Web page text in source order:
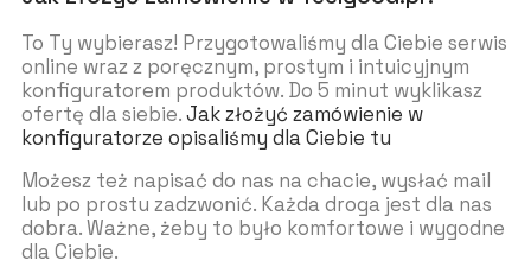
To Ty wybierasz! Przygotowaliśmy dla Ciebie serwis
online wraz z poręcznym, prostym i intuicyjnym
konfiguratorem produktów. Do 5 minut wyklikasz
ofertę dla siebie.Jak złożyć zamówienie w
konfiguratorze opisaliśmy dla Ciebie tu
Możesz też napisać do nas na chacie, wysłać mail
lub po prostu zadzwonić. Każda droga jest dla nas
dobra. Ważne, żeby to było komfortowe i wygodne
dla Ciebie.